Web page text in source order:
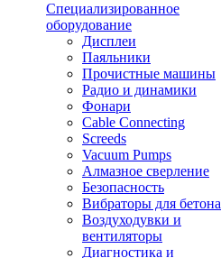
Специализированное
оборудование
Дисплеи
Паяльники
Прочистные машины
Радио и динамики
Фонари
Cable Connecting
Screeds
Vacuum Pumps
Алмазное сверление
Безопасность
Вибраторы для бетона
Воздуходувки и
вентиляторы
Диагностика и